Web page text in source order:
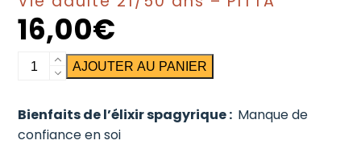
16,00€
quantitéAJOUTER AU PANIER
Bienfaits de l’élixir spagyrique : Manque de
confiance en soi